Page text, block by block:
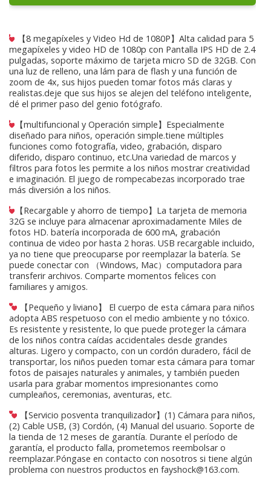
【8 megapíxeles y Video Hd de 1080P】Alta calidad para 5
megapíxeles y video HD de 1080p con Pantalla IPS HD de 2.4
pulgadas, soporte máximo de tarjeta micro SD de 32GB. Con
una luz de relleno, una lám para de flash y una función de
zoom de 4x, sus hijos pueden tomar fotos más claras y
realistas.deje que sus hijos se alejen del teléfono inteligente,
dé el primer paso del genio fotógrafo.
【multifuncional y Operación simple】Especialmente
diseñado para niños, operación simple.tiene múltiples
funciones como fotografía, video, grabación, disparo
diferido, disparo continuo, etc.Una variedad de marcos y
filtros para fotos les permite a los niños mostrar creatividad
e imaginación. El juego de rompecabezas incorporado trae
más diversión a los niños.
【Recargable y ahorro de tiempo】La tarjeta de memoria
32G se incluye para almacenar aproximadamente Miles de
fotos HD. batería incorporada de 600 mA, grabación
continua de video por hasta 2 horas. USB recargable incluido,
ya no tiene que preocuparse por reemplazar la batería. Se
puede conectar con （Windows, Mac）computadora para
transferir archivos. Comparte momentos felices con
familiares y amigos.
【Pequeño y liviano】 El cuerpo de esta cámara para niños
adopta ABS respetuoso con el medio ambiente y no tóxico.
Es resistente y resistente, lo que puede proteger la cámara
de los niños contra caídas accidentales desde grandes
alturas. Ligero y compacto, con un cordón duradero, fácil de
transportar, los niños pueden tomar esta cámara para tomar
fotos de paisajes naturales y animales, y también pueden
usarla para grabar momentos impresionantes como
cumpleaños, ceremonias, aventuras, etc.
【Servicio posventa tranquilizador】(1) Cámara para niños,
(2) Cable USB, (3) Cordón, (4) Manual del usuario. Soporte de
la tienda de 12 meses de garantía. Durante el período de
garantía, el producto falla, prometemos reembolsar o
reemplazar.Póngase en contacto con nosotros si tiene algún
problema con nuestros productos en fayshock@163.com.